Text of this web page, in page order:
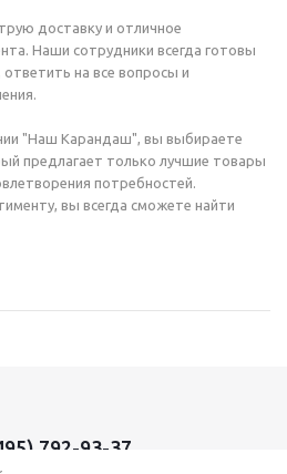
доставку и отличное
Наши сотрудники всегда готовы
на все вопросы и
"Наш Карандаш", вы выбираете
предлагает только лучшие товары
потребностей.
вы всегда сможете найти
792-93-37